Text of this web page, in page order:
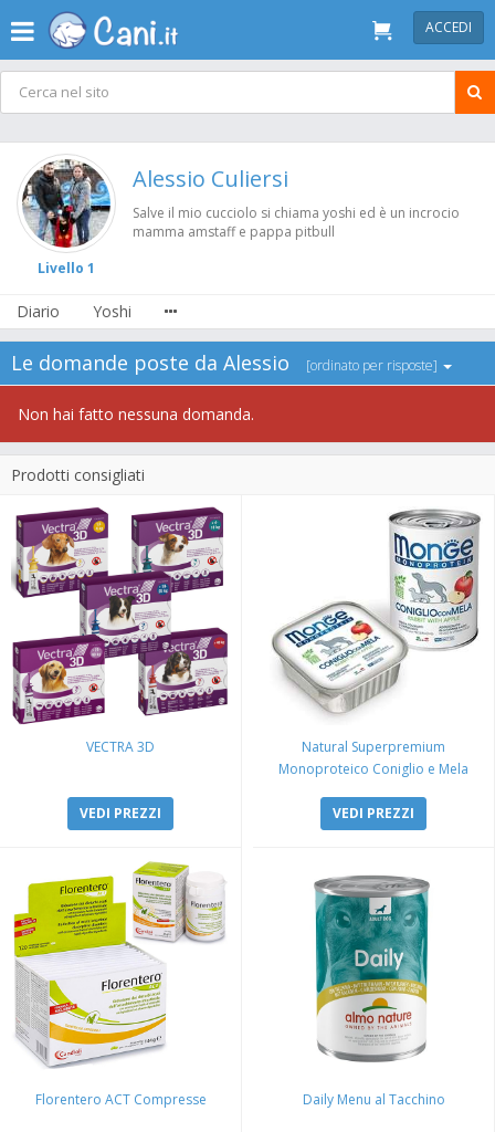
ACCEDI
Livello 1
Alessio Culiersi
Salve il mio cucciolo si chiama yoshi ed è un incrocio
mamma amstaff e pappa pitbull
Diario Yoshi
Le domande poste da Alessio [ordinato per risposte]
Non hai fatto nessuna domanda.
Prodotti consigliati
VECTRA 3D
VEDI PREZZI
Natural Superpremium
Monoproteico Coniglio e Mela
VEDI PREZZI
Florentero ACT Compresse Daily Menu al Tacchino